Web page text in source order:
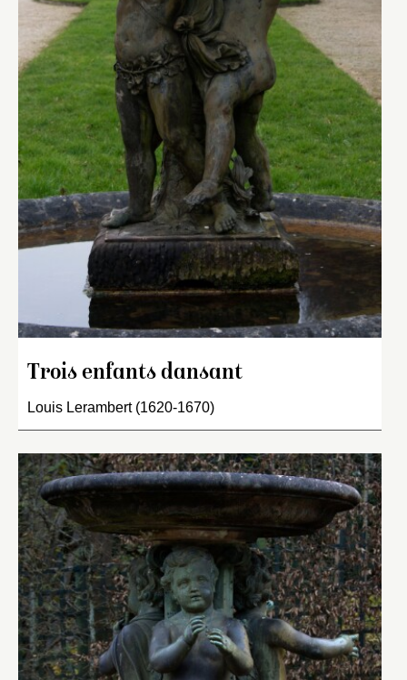
Trois enfants dansant
Louis Lerambert (1620-1670)